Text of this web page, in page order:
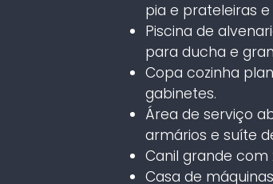
pia e prateleiras
Piscina de
para ducha e
Copa cozinha
gabinetes.
Área de serviço
armários e suíte
Canil grande com
Casa de